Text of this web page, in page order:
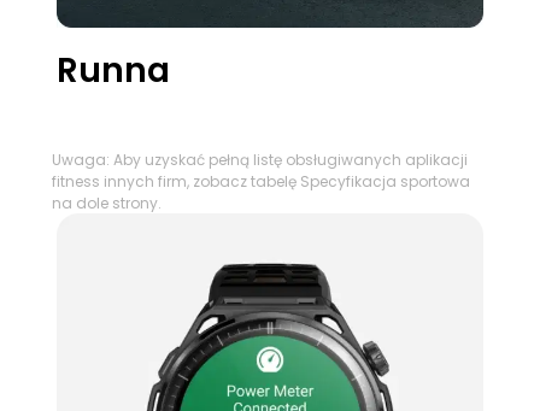
Runna
Uwaga: Aby uzyskać pełną listę obsługiwanych aplikacji
fitness innych firm, zobacz tabelę Specyfikacja sportowa
na dole strony.